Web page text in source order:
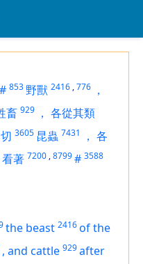
# 853野獸 2416 ,776 ，
畜 929 ， 各從其類
3605 昆蟲 7431 ， 各
看著 7200 ,8799# 3588
the beast 2416of the
, and cattle 929after